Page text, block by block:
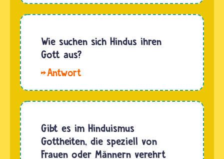
Radha ist
Avatar
von der
Lakshmi.
In ihrer
Erscheinung
verehrte
sie den
Gott…
Wie suchen sich Hindus ihren
Gott aus?
Die
Hindus
haben
Familien
Gibt es im Hinduismus
Gottheiten, die speziell von
Frauen oder Männern verehrt